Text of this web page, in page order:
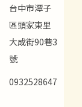
台中市潭子
區頭家東里
大成街90巷3
號
0932528647